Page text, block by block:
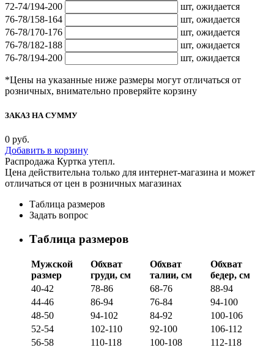
72-74/194-200
шт, ожидается
76-78/158-164
шт, ожидается
76-78/170-176
шт, ожидается
76-78/182-188
шт, ожидается
76-78/194-200
шт, ожидается
*Цены на указанные ниже размеры могут отличаться от
розничных, внимательно проверяйте корзину
ЗАКАЗ НА СУММУ
0 руб.
Добавить в корзину
Распродажа Куртка утепл.
Цена действительна только для интернет-магазина и может
отличаться от цен в розничных магазинах
Таблица размеров
Задать вопрос
Таблица размеров
Мужской
размер
Обхват
груди, см
Обхват
талии, см
Обхват
бедер, см
40-42
78-86 68-76
88-94
44-46
86-94 76-84
94-100
48-50
94-102 84-92
100-106
52-54
102-110 92-100
106-112
56-58
110-118 100-108
112-118